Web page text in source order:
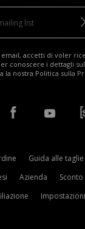
accetti di voler
conoscere i dettagli
la nostra Politica sulla
Guida alle taglie
Azienda